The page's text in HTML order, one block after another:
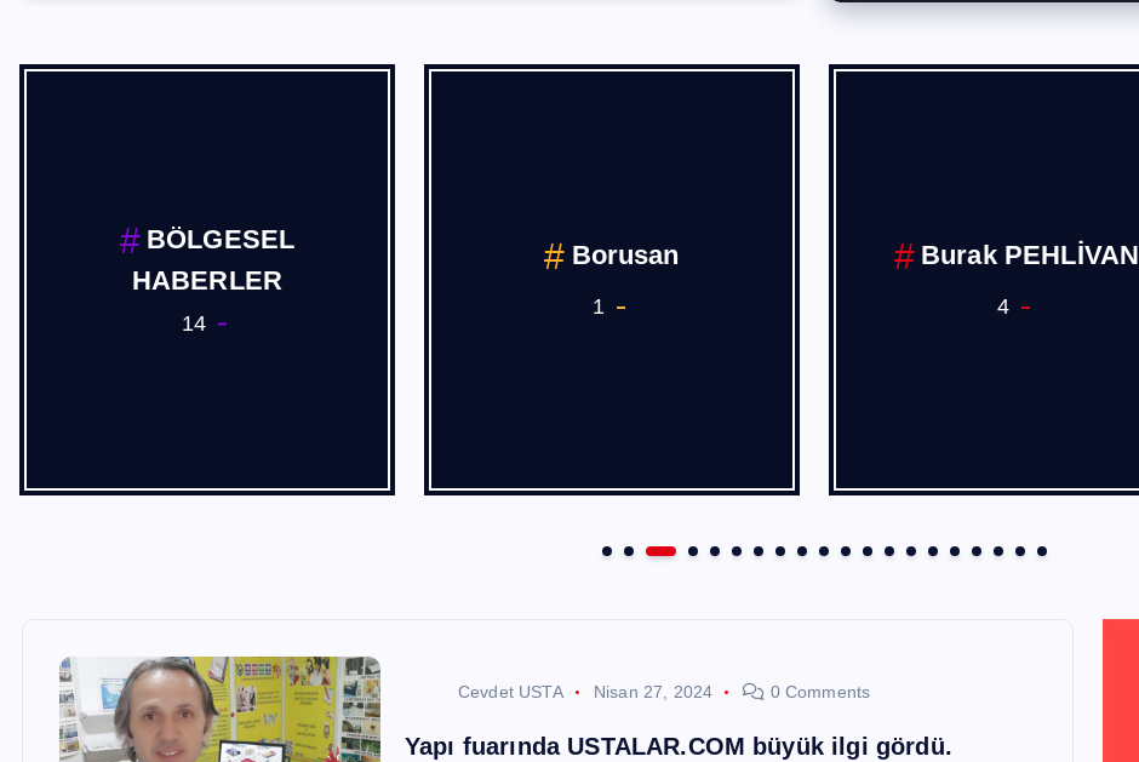
BÖLGESEL
HABERLER
14
Borusan
1
Burak PEHLİVAN
4
Cevdet USTA Nisan 27, 2024 0 Comments
Yapı fuarında USTALAR.COM büyük ilgi gördü.